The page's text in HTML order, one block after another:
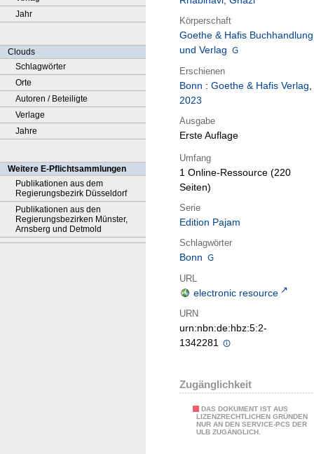
Jahr
Clouds
Schlagwörter
Orte
Autoren / Beteiligte
Verlage
Jahre
Weitere E-Pflichtsammlungen
Publikationen aus dem
Regierungsbezirk Düsseldorf
Publikationen aus den
Regierungsbezirken Münster,
Arnsberg und Detmold
Körperschaft
Goethe & Hafis Buchhandlung
und Verlag
Erschienen
Bonn : Goethe & Hafis Verlag,
2023
Ausgabe
Erste Auflage
Umfang
1 Online-Ressource (220
Seiten)
Serie
Edition Pajam
Schlagwörter
Bonn
URL
electronic resource
URN
urn:nbn:de:hbz:5:2-
1342281
Zugänglichkeit
DAS DOKUMENT IST AUS
LIZENZRECHTLICHEN GRÜNDEN
NUR AN DEN SERVICE-PCS DER
ULB ZUGÄNGLICH.